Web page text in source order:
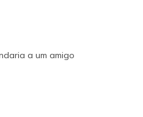
a um amigo